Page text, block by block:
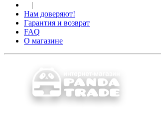
|
Нам доверяют!
Гарантия и возврат
FAQ
О магазине